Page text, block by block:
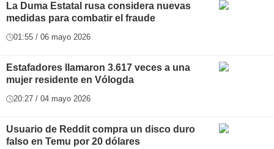
La Duma Estatal rusa considera nuevas
medidas para combatir el fraude
01:55 / 06 mayo 2026
Estafadores llamaron 3.617 veces a una
mujer residente en Vólogda
20:27 / 04 mayo 2026
Usuario de Reddit compra un disco duro
falso en Temu por 20 dólares